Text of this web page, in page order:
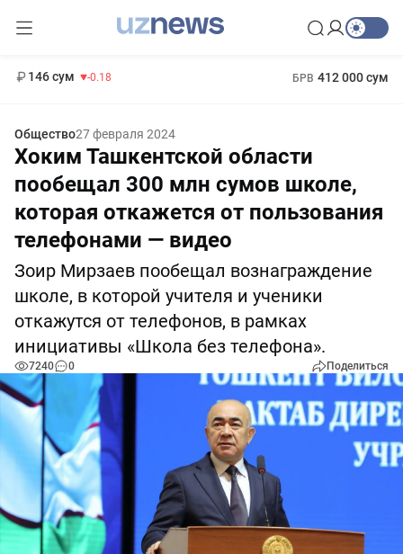
146 сум -0.18 БРВ 412 000 сум
Общество27 февраля 2024
Хоким Ташкентской области
пообещал 300 млн сумов школе,
которая откажется от пользования
телефонами — видео
Зоир Мирзаев пообещал вознаграждение
школе, в которой учителя и ученики
откажутся от телефонов, в рамках
инициативы «Школа без телефона».
7240 0 Поделиться